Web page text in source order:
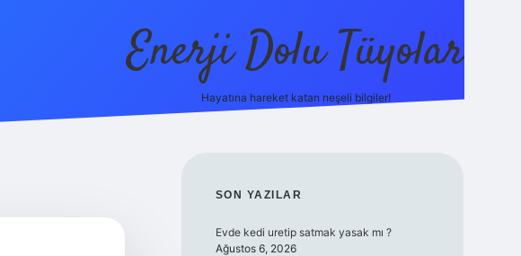
Enerji Dolu Tüyolar
Hayatına hareket katan neşeli bilgiler!
SIDEBAR
SON YAZILAR
Evde kedi uretip satmak yasak mı ?
Ağustos 6, 2026